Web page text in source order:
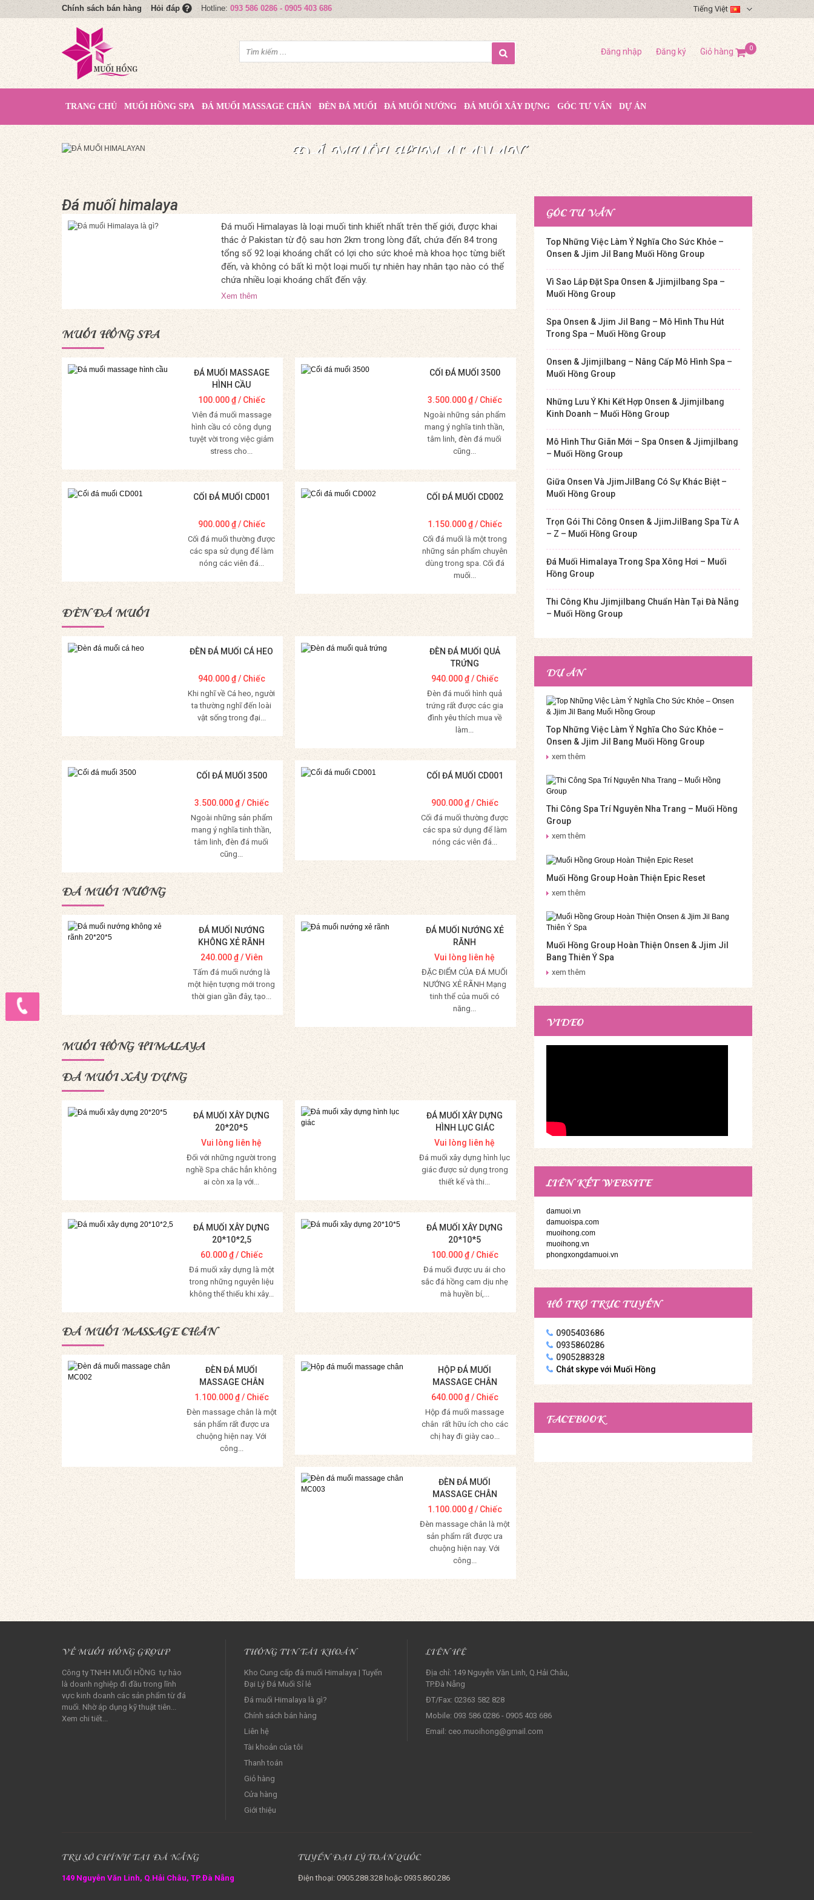
Chính sách bán hàng Hỏi đáp Hotline: 093 586 0286 - 0905 403 686 Tiếng Việt
Đăng nhập Đăng ký Giỏ hàng 0
TRANG CHỦ MUỐI HỒNG SPA ĐÁ MUỐI MASSAGE CHÂN ĐÈN ĐÁ MUỐI ĐÁ MUỐI NƯỚNG ĐÁ MUỐI XÂY DỰNG GÓC TƯ VẤN DỰ ÁN
MUỐI HỒNG HIMALAYA
TINH TÚY TỪ THIÊN NHIÊN
ĐÁ MUỐI HIMALAYAN
QUÀ TẶNG TỪ THIÊN NHIÊN
ĐÁ MUỐI HIMALAYAN
NÂNG TẦM CUỘC SỐNG
Đá muối himalaya
Đá muối Himalayas là loại muối tinh khiết nhất trên thế giới, được khai
thác ở Pakistan từ độ sau hơn 2km trong lòng đất, chứa đến 84 trong
tổng số 92 loại khoáng chất có lợi cho sức khoẻ mà khoa học từng biết
đến, và không có bất kì một loại muối tự nhiên hay nhân tạo nào có thể
chứa nhiều loại khoáng chất đến vậy.
Xem thêm
MUỐI HỒNG SPA
ĐÁ MUỐI MASSAGE
HÌNH CẦU
100.000₫/ Chiếc
Viên đá muối massage
hình cầu có công dụng
tuyệt vời trong việc giảm
stress cho...
Mua Hàng
CỐI ĐÁ MUỐI 3500
3.500.000₫/ Chiếc
Ngoài những sản phẩm
mang ý nghĩa tinh thần,
tâm linh, đèn đá muối
cũng...
Mua Hàng
CỐI ĐÁ MUỐI CD001
900.000₫/ Chiếc
Cối đá muối thường được
các spa sử dụng để làm
nóng các viên đá...
Mua Hàng
CỐI ĐÁ MUỐI CD002
1.150.000₫/ Chiếc
Cối đá muối là một trong
những sản phẩm chuyên
dùng trong spa. Cối đá
muối...
Mua Hàng
ĐÈN ĐÁ MUỐI
ĐÈN ĐÁ MUỐI CÁ HEO
940.000₫/ Chiếc
Khi nghĩ về Cá heo, người
ta thường nghĩ đến loài
vật sống trong đại...
Mua Hàng
ĐÈN ĐÁ MUỐI QUẢ
TRỨNG
940.000₫/ Chiếc
Đèn đá muối hình quả
trứng rất được các gia
đình yêu thích mua về
làm...
Mua Hàng
CỐI ĐÁ MUỐI 3500
3.500.000₫/ Chiếc
Ngoài những sản phẩm
mang ý nghĩa tinh thần,
tâm linh, đèn đá muối
cũng...
Mua Hàng
CỐI ĐÁ MUỐI CD001
900.000₫/ Chiếc
Cối đá muối thường được
các spa sử dụng để làm
nóng các viên đá...
ĐÁ MUỐI NƯỚNG
ĐÁ MUỐI NƯỚNG
KHÔNG XẺ RÃNH
20*20*5
240.000₫/ Viên
Tấm đá muối nướng là
một hiện tượng mới trong
thời gian gần đây, tạo...
Mua Hàng
ĐÁ MUỐI NƯỚNG XẺ
RÃNH
Vui lòng liên hệ
ĐẶC ĐIỂM CỦA ĐÁ MUỐI
NƯỚNG XẺ RÃNH Mạng
tinh thể của muối có
năng...
Mua Hàng
MUỐI HỒNG HIMALAYA
ĐÁ MUỐI XÂY DỰNG
ĐÁ MUỐI XÂY DỰNG
20*20*5
Vui lòng liên hệ
Đối với những người trong
nghề Spa chắc hẳn không
ai còn xa lạ với...
Mua Hàng
ĐÁ MUỐI XÂY DỰNG
HÌNH LỤC GIÁC
Vui lòng liên hệ
Đá muối xây dựng hình lục
giác được sử dụng trong
thiết kế và thi...
Mua Hàng
ĐÁ MUỐI XÂY DỰNG
20*10*2,5
60.000₫/ Chiếc
Đá muối xây dựng là một
trong những nguyên liệu
không thể thiếu khi xây...
Mua Hàng
ĐÁ MUỐI XÂY DỰNG
20*10*5
100.000₫/ Chiếc
Đá muối được ưu ái cho
sắc đá hồng cam dịu nhẹ
mà huyền bí,...
Mua Hàng
ĐÁ MUỐI MASSAGE CHÂN
ĐÈN ĐÁ MUỐI
MASSAGE CHÂN
MC002
1.100.000₫/ Chiếc
Đèn massage chân là một
sản phẩm rất được ưa
chuộng hiện nay. Với
công...
Mua Hàng
HỘP ĐÁ MUỐI
MASSAGE CHÂN
640.000₫/ Chiếc
Hộp đá muối massage
chân rất hữu ích cho các
chị hay đi giày cao...
Mua Hàng
ĐÈN ĐÁ MUỐI
MASSAGE CHÂN
MC003
1.100.000₫/ Chiếc
Đèn massage chân là một
sản phẩm rất được ưa
chuộng hiện nay. Với
công...
GÓC TƯ VẤN
Top Những Việc Làm Ý Nghĩa Cho Sức Khỏe –
Onsen & Jjim Jil Bang Muối Hồng Group
Vì Sao Lắp Đặt Spa Onsen & Jjimjilbang Spa –
Muối Hồng Group
Spa Onsen & Jjim Jil Bang – Mô Hình Thu Hút
Trong Spa – Muối Hồng Group
Onsen & Jjimjilbang – Nâng Cấp Mô Hình Spa –
Muối Hồng Group
Những Lưu Ý Khi Kết Hợp Onsen & Jjimjilbang
Kinh Doanh – Muối Hồng Group
Mô Hình Thư Giãn Mới – Spa Onsen & Jjimjilbang
– Muối Hồng Group
Giữa Onsen Và JjimJilBang Có Sự Khác Biệt –
Muối Hồng Group
Trọn Gói Thi Công Onsen & JjimJilBang Spa Từ A
– Z – Muối Hồng Group
Đá Muối Himalaya Trong Spa Xông Hơi – Muối
Hồng Group
Thi Công Khu Jjimjilbang Chuẩn Hàn Tại Đà Nẵng
– Muối Hồng Group
DỰ ÁN
Top Những Việc Làm Ý Nghĩa Cho Sức Khỏe –
Onsen & Jjim Jil Bang Muối Hồng Group
xem thêm
Thi Công Spa Trí Nguyên Nha Trang – Muối Hồng
Group
xem thêm
Muối Hồng Group Hoàn Thiện Epic Reset
xem thêm
Muối Hồng Group Hoàn Thiện Onsen & Jjim Jil
Bang Thiên Ý Spa
xem thêm
VIDEO
LIÊN KẾT WEBSITE
damuoi.vn
damuoispa.com
muoihong.com
muoihong.vn
phongxongdamuoi.vn
HỖ TRỢ TRỰC TUYẾN
0905403686
0935860286
0905288328
Chát skype với Muối Hồng
FACEBOOK
VỀ MUỐI HỒNG GROUP
Công ty TNHH MUỐI HỒNG tự hào
là doanh nghiệp đi đầu trong lĩnh
vực kinh doanh các sản phẩm từ đá
muối. Nhờ áp dụng kỹ thuật tiên...
Xem chi tiết...
THÔNG TIN TÀI KHOẢN
Kho Cung cấp đá muối Himalaya | Tuyển
Đại Lý Đá Muối Sỉ lẻ‎
Đá muối Himalaya là gì?
Chính sách bán hàng
Liên hệ
Tài khoản của tôi
Thanh toán
Giỏ hàng
Cửa hàng
Giới thiệu
LIÊN HỆ
Địa chỉ: 149 Nguyễn Văn Linh, Q.Hải Châu,
TP.Đà Nẵng
ĐT/Fax: 02363 582 828
Mobile: 093 586 0286 - 0905 403 686
Email: ceo.muoihong@gmail.com
TRỤ SỞ CHÍNH TẠI ĐÀ NẴNG
149 Nguyễn Văn Linh, Q.Hải Châu, TP.Đà Nẵng
TUYỂN ĐẠI LÝ TOÀN QUỐC
Điện thoại: 0905.288.328 hoặc 0935.860.286